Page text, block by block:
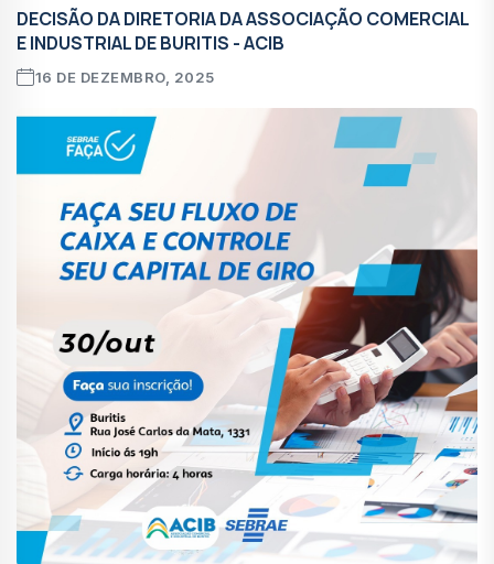
DECISÃO DA DIRETORIA DA ASSOCIAÇÃO COMERCIAL
E INDUSTRIAL DE BURITIS - ACIB
16 DE DEZEMBRO, 2025